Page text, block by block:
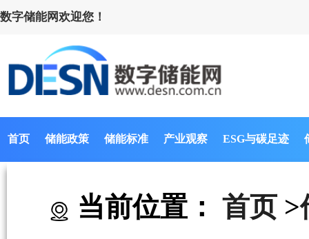
数字储能网欢迎您！
首页 储能政策 储能标准 产业观察 ESG与碳足迹
当前位置： 首页 >